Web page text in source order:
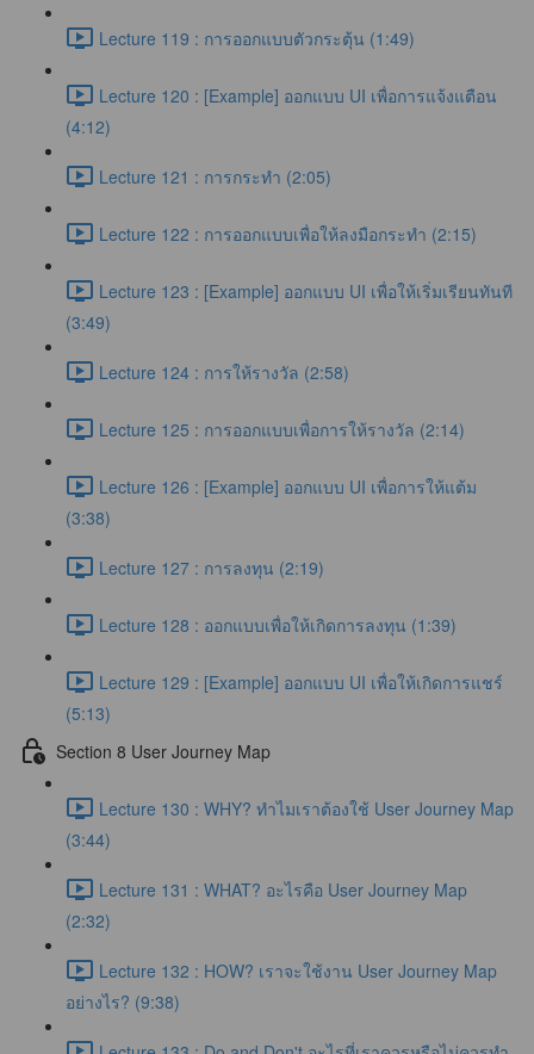
Lecture 119 : การออกแบบตัวกระตุ้น (1:49)
Lecture 120 : [Example] ออกแบบ UI เพื่อการแจ้งแตือน
(4:12)
Lecture 121 : การกระทำ (2:05)
Lecture 122 : การออกแบบเพื่อให้ลงมือกระทำ (2:15)
Lecture 123 : [Example] ออกแบบ UI เพื่อให้เริ่มเรียนทันที
(3:49)
Lecture 124 : การให้รางวัล (2:58)
Lecture 125 : การออกแบบเพื่อการให้รางวัล (2:14)
Lecture 126 : [Example] ออกแบบ UI เพื่อการให้แต้ม
(3:38)
Lecture 127 : การลงทุน (2:19)
Lecture 128 : ออกแบบเพื่อให้เกิดการลงทุน (1:39)
Lecture 129 : [Example] ออกแบบ UI เพื่อให้เกิดการแชร์
(5:13)
Section 8 User Journey Map
Lecture 130 : WHY? ทำไมเราต้องใช้ User Journey Map
(3:44)
Lecture 131 : WHAT? อะไรคือ User Journey Map
(2:32)
Lecture 132 : HOW? เราจะใช้งาน User Journey Map
อย่างไร? (9:38)